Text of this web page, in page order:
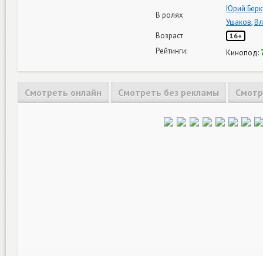
В ролях
Юрий
Ушаков,
Возраст
16+
Рейтинги: Кинопод:
Смотреть онлайн Смотреть без рекламы